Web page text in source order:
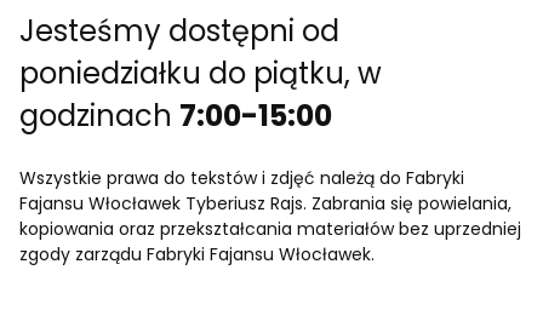
Jesteśmy dostępni od
poniedziałku do piątku, w
godzinach 7:00-15:00
Wszystkie prawa do tekstów i zdjęć należą do Fabryki
Fajansu Włocławek Tyberiusz Rajs. Zabrania się powielania,
kopiowania oraz przekształcania materiałów bez uprzedniej
zgody zarządu Fabryki Fajansu Włocławek.